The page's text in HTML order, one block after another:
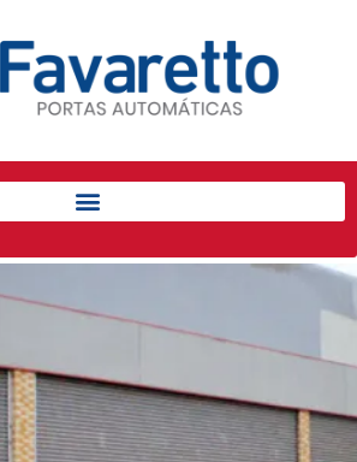
Início
Porta de Enrolar Automática
Acessórios Para Portas de
Enrolar
Pintura eletrostática